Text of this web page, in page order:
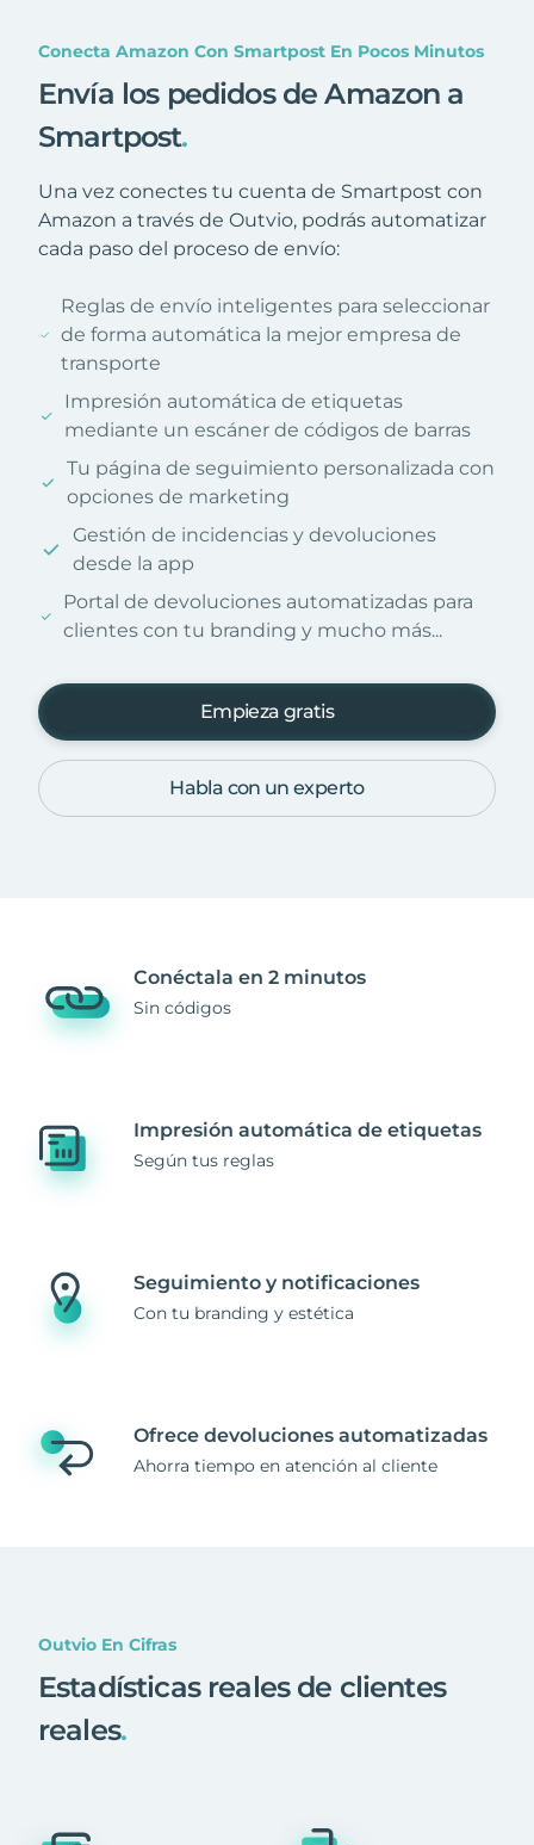
Conecta Amazon Con Smartpost En Pocos Minutos
Envía los pedidos de Amazon a
Smartpost.
Una vez conectes tu cuenta de Smartpost con
Amazon a través de Outvio, podrás automatizar
cada paso del proceso de envío:
Reglas de envío inteligentes para seleccionar
de forma automática la mejor empresa de
transporte
Impresión automática de etiquetas
mediante un escáner de códigos de barras
Tu página de seguimiento personalizada con
opciones de marketing
Gestión de incidencias y devoluciones
desde la app
Portal de devoluciones automatizadas para
clientes con tu branding y mucho más...
Empieza gratis
Habla con un experto
Conéctala en 2 minutos
Sin códigos
Impresión automática de etiquetas
Según tus reglas
Seguimiento y notificaciones
Con tu branding y estética
Ofrece devoluciones automatizadas
Ahorra tiempo en atención al cliente
Outvio En Cifras
Estadísticas reales de clientes
reales.